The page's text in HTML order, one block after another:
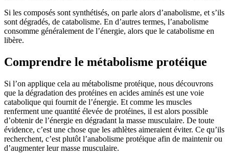
Si les composés sont synthétisés, on parle alors d’anabolisme, et s’ils
sont dégradés, de catabolisme. En d’autres termes, l’anabolisme
consomme généralement de l’énergie, alors que le catabolisme en
libère.
Comprendre le métabolisme protéique
Si l’on applique cela au métabolisme protéique, nous découvrons
que la dégradation des protéines en acides aminés est une voie
catabolique qui fournit de l’énergie. Et comme les muscles
renferment une quantité élevée de protéines, il est alors possible
d’obtenir de l’énergie en dégradant la masse musculaire. De toute
évidence, c’est une chose que les athlètes aimeraient éviter. Ce qu’ils
recherchent, c’est plutôt l’anabolisme protéique afin de maintenir ou
d’augmenter leur masse musculaire.